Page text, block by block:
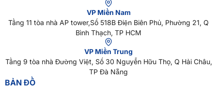
VP Miền Nam
Tầng 11 tòa nhà AP tower,Số 518B Điện Biên Phủ, Phường 21, Q
Bình Thạch, TP HCM
VP Miền Trung
Tầng 9 tòa nhà Đường Việt, Số 30 Nguyễn Hữu Thọ, Q Hải Châu,
TP Đà Nẵng
BẢN ĐỒ